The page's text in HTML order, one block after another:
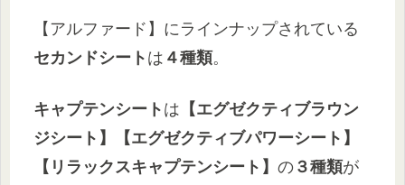
【アルファード】にラインナップされている
セカンドシート は ４種類。
キャプテンシート は 【エグゼクティブラウン
ジシート】【エグゼクティブパワーシート】
【リラックスキャプテンシート】 の ３種類が